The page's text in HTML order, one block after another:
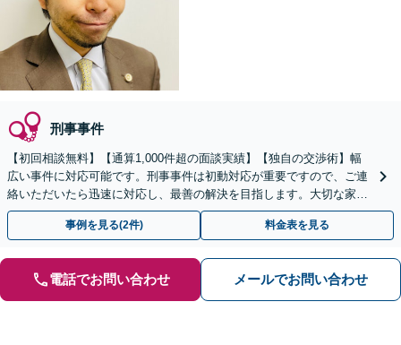
刑事事件
【初回相談無料】【通算1,000件超の面談実績】【独自の交渉術】幅
広い事件に対応可能です。刑事事件は初動対応が重要ですので、ご連
絡いただいたら迅速に対応し、最善の解決を目指します。大切な家族
や友人が逮捕されたら、すぐにご相談ください。
事例を見る(2件) 料金表を見る
電話でお問い合わせ メールでお問い合わせ